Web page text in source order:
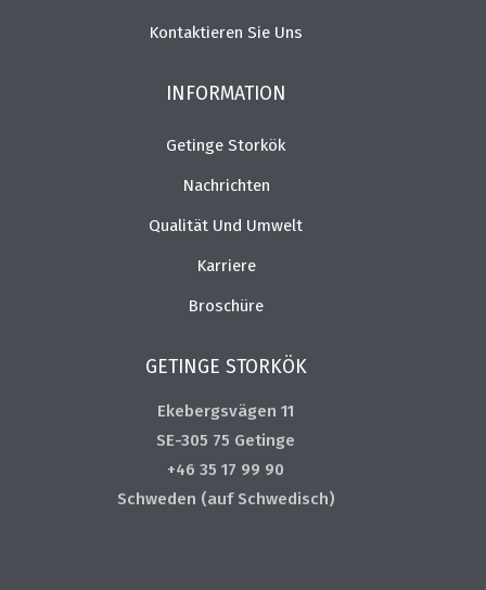
Kontaktieren Sie Uns
INFORMATION
Getinge Storkök
Nachrichten
Qualität Und Umwelt
Karriere
Broschüre
GETINGE STORKÖK
Ekebergsvägen 11
SE-305 75 Getinge
+46 35 17 99 90
Schweden (auf Schwedisch)